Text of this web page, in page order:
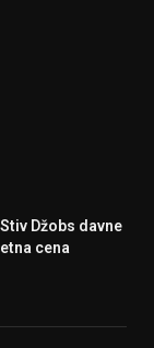
Džobs davne
cena